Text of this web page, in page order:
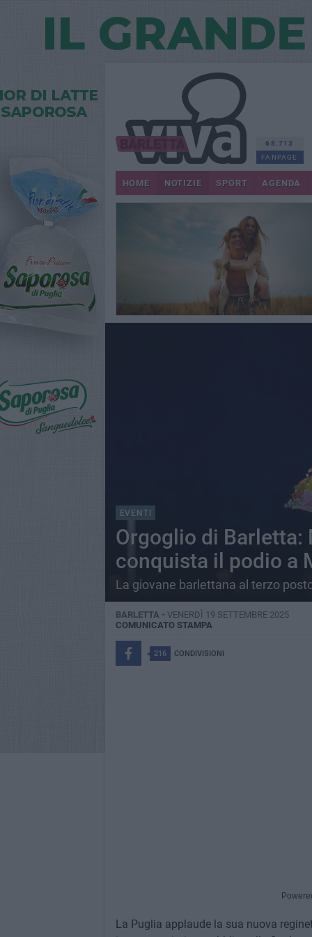
68.713
FANPAGE
HOME NOTIZIE SPORT AGENDA
EVENTI
Orgoglio di Barletta:
conquista il podio a
La giovane barlettana al terzo
BARLETTA - VENERDÌ 19 SETTEMBRE 2025
COMUNICATO STAMPA
216 CONDIVISIONI
La Puglia applaude la sua nuova